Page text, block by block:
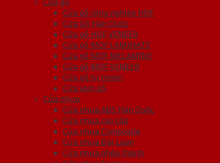
Cửa gỗ
Cửa gỗ công nghiệp HDF
Cửa Gỗ Hàn Quốc
Cửa gỗ HDF VENEER
Cửa gỗ MDF LAMINATE
Cửa gỗ MDF MELAMINE
Cửa gỗ MDF VENEER
Cửa gỗ tự nhiên
Cửa vòm gỗ
Cửa nhựa
Cửa nhựa ABS Hàn Quốc
Cửa nhựa cao cấp
Cửa nhựa Composite
Cửa nhựa Đài Loan
Cửa nhựa ghép thanh